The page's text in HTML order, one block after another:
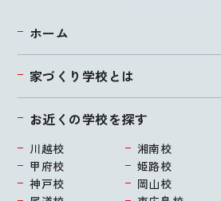
ホーム
家づくり学校とは
お近くの学校を探す
川越校 湘南校
甲府校
姫路校
神戸校
岡山校